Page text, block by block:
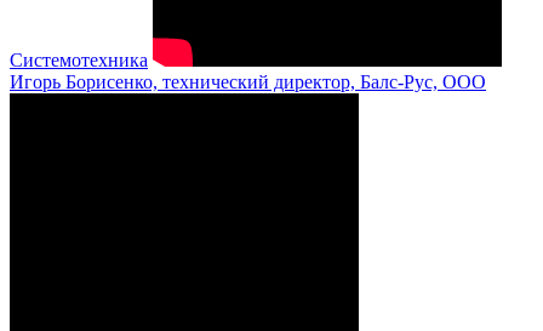
Системотехника
Игорь Борисенко, технический директор, Балс-Рус, ООО